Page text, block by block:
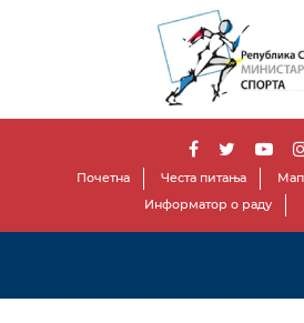
Почетна Честа питања
Информатор о раду